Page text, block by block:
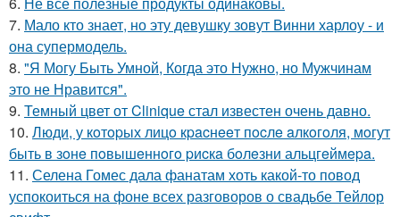
7. Мало кто знает, но эту девушку зовут Винни харлоу - и
она супермодель.
8. "Я Могу Быть Умной, Когда это Нужно, но Мужчинам
это не Нравится".
9. Темный цвет от Clinique стал известен очень давно.
10. Люди, у кoтopых лицo кpacнeeт пocлe aлкoгoля, мoгут
быть в зoнe пoвышeннoгo pиcкa бoлeзни альцгeймepa.
11. Селена Гомес дала фанатам хоть какой-то повод
успокоиться на фоне всех разговоров о свадьбе Тейлор